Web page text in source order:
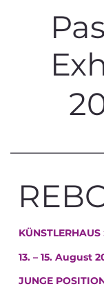
13. – 15. August
JUNGE